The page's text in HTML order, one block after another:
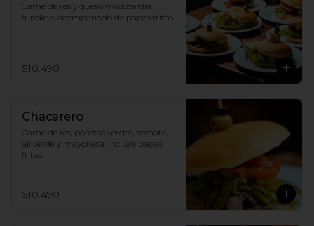
Carne de res y queso muzzarella
fundido, acompañado de papas fritas.
$10.490
Chacarero
Carne de res, porotos verdes, tomate,
ají verde y mayonesa. Incluye papas
fritas.
$10.490